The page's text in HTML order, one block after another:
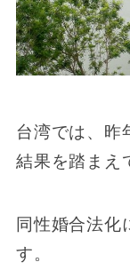
台湾では、昨
結果を踏まえ
同性婚合法化
す。